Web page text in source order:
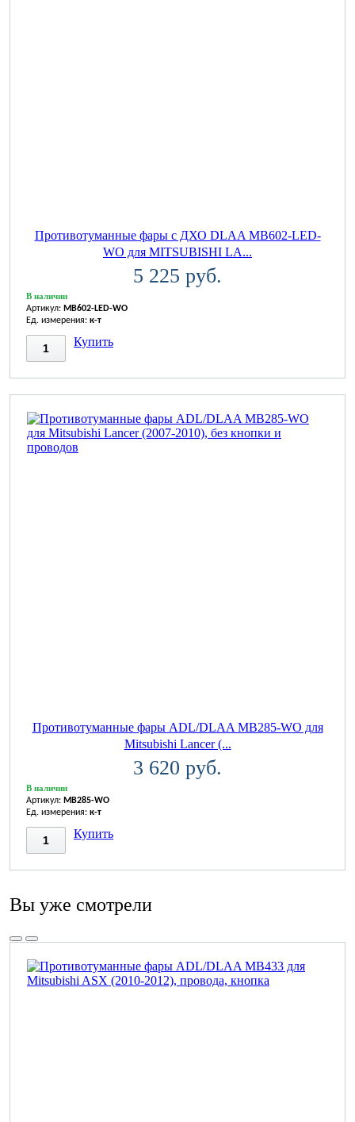
Противотуманные фары с ДХО DLAA MB602-LED-
WO для MITSUBISHI LA...
5 225 руб.
В наличии
Артикул: MB602-LED-WO
Ед. измерения: к-т
Купить
Противотуманные фары ADL/DLAA MB285-WO для
Mitsubishi Lancer (...
3 620 руб.
В наличии
Артикул: MB285-WO
Ед. измерения: к-т
Купить
Вы уже смотрели